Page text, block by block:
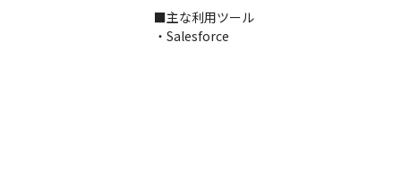
■主な利用ツール
・Salesforce